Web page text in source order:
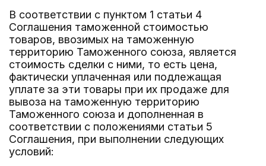
В соответствии с пунктом 1 статьи 4
Соглашения таможенной стоимостью
товаров, ввозимых на таможенную
территорию Таможенного союза, является
стоимость сделки с ними, то есть цена,
фактически уплаченная или подлежащая
уплате за эти товары при их продаже для
вывоза на таможенную территорию
Таможенного союза и дополненная в
соответствии с положениями статьи 5
Соглашения, при выполнении следующих
условий: